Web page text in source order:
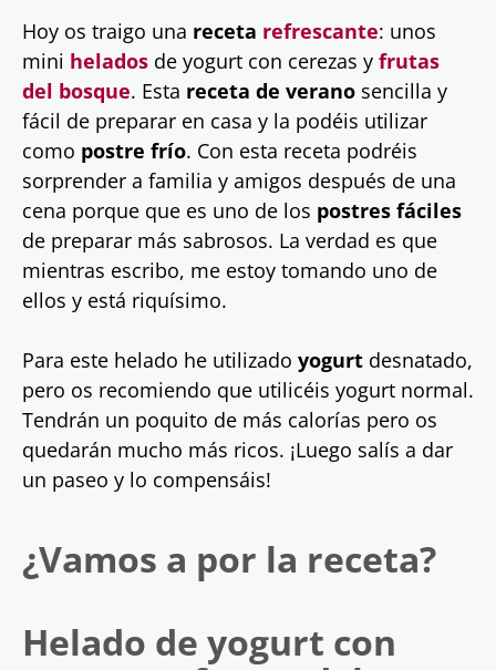
Hoy os traigo una receta refrescante: unos
mini helados de yogurt con cerezas y frutas
del bosque. Esta receta de verano sencilla y
fácil de preparar en casa y la podéis utilizar
como postre frío. Con esta receta podréis
sorprender a familia y amigos después de una
cena porque que es uno de los postres fáciles
de preparar más sabrosos. La verdad es que
mientras escribo, me estoy tomando uno de
ellos y está riquísimo.
Para este helado he utilizado yogurt desnatado,
pero os recomiendo que utilicéis yogurt normal.
Tendrán un poquito de más calorías pero os
quedarán mucho más ricos. ¡Luego salís a dar
un paseo y lo compensáis!
¿Vamos a por la receta?
Helado de yogurt con